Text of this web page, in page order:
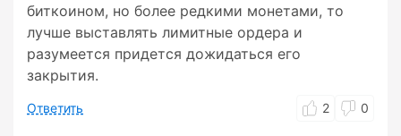
биткоином, но более редкими монетами, то
лучше выставлять лимитные ордера и
разумеется придется дожидаться его
закрытия.
Ответить 2 0